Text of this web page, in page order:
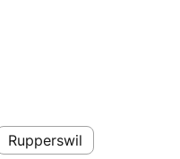
Rupperswil